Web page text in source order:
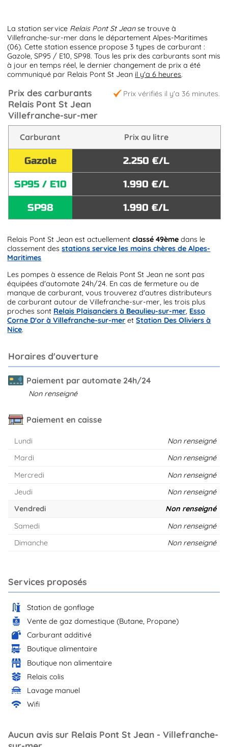
La station service Relais Pont St Jeanse trouve à
Villefranche-sur-mer dans le département Alpes-Maritimes
(06). Cette station essence propose 3 types de carburant :
Gazole, SP95 / E10, SP98. Tous les prix des carburants sont mis
à jour en temps réel, le dernier changement de prix a été
communiqué par Relais Pont St Jean il y'a 6 heures.
Prix vérifiés il y'a 36 minutes.
Prix des carburants
Relais Pont St Jean
Villefranche-sur-mer
Carburant Prix au litre
Gazole
2.250 €/L
SP95 / E10
1.990 €/L
SP98
1.990 €/L
Relais Pont St Jean est actuellementclassé 49ème dans le
classement desstations service les moins chères de Alpes-
Maritimes
Les pompes à essence de Relais Pont St Jean ne sont pas
équipées d'automate 24h/24. En cas de fermeture ou de
manque de carburant, vous trouverez d'autres distributeurs
de carburant autour de Villefranche-sur-mer, les trois plus
proches sont Relais Plaisanciers à Beaulieu-sur-mer, Esso
Corne D'or à Villefranche-sur-mer etStation Des Oliviers à
Nice.
Horaires d'ouverture
Paiement par automate 24h/24
Non renseigné
Paiement en caisse
Lundi
Non renseigné
Mardi
Non renseigné
Mercredi
Non renseigné
Jeudi
Non renseigné
Vendredi
Non renseigné
Samedi
Non renseigné
Dimanche
Non renseigné
Services proposés
Station de gonflage
Vente de gaz domestique (Butane, Propane)
Carburant additivé
Boutique alimentaire
Boutique non alimentaire
Relais colis
Lavage manuel
Wifi
Aucun avis sur Relais Pont St Jean - Villefranche-